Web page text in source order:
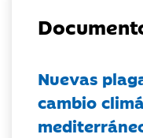
Nuevas
cambio